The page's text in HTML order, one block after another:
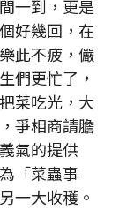
一到，更是
好幾回，在
此不疲，儼
們更忙了，
菜吃光，大
爭相商請膽
氣的提供
「菜蟲事
一大收穫。